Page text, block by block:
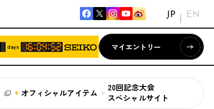
JP EN
days マイエントリー
オフィシャルアイテム
20回記念大会
スペシャルサイト